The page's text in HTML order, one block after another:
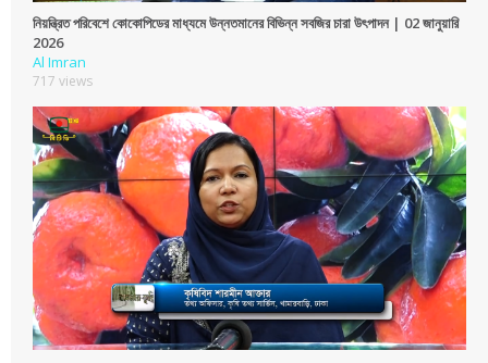
নিয়ন্ত্রিত পরিবেশে কোকোপিডের মাধ্যমে উন্নতমানের বিভিন্ন সবজির চারা উৎপাদন | 02 জানুয়ারি
2026
Al Imran
717 views